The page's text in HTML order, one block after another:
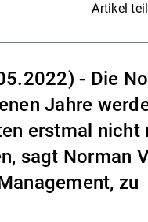
Vermögensverwalter
und Insights
Artikel
- Die
Jahre
erstmal nicht
sagt Norman
zu